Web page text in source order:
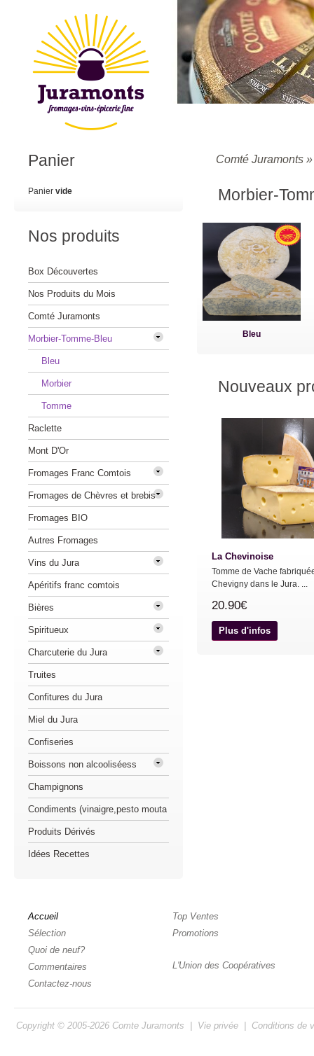
Comté Juramonts
Morbier-
Bleu
Nouveaux
La Chevinoise
Tomme de Vache
Chevigny dans le Jura. ...
20.90€
Plus d'infos
Panier
Panier vide
Nos produits
Box Découvertes
Nos Produits du Mois
Comté Juramonts
Morbier-Tomme-Bleu
Bleu
Morbier
Tomme
Raclette
Mont D'Or
Fromages Franc Comtois
Fromages de Chèvres et brebis
Fromages BIO
Autres Fromages
Vins du Jura
Apéritifs franc comtois
Bières
Spiritueux
Charcuterie du Jura
Truites
Confitures du Jura
Miel du Jura
Confiseries
Boissons non alcooliséess
Champignons
Condiments (vinaigre,pesto mouta
Produits Dérivés
Idées Recettes
Accueil
Sélection
Quoi de neuf?
Commentaires
Contactez-nous
Top Ventes
Promotions
L'Union des Coopératives
Copyright © 2005-2026 Comte Juramonts Vie privée Conditions de